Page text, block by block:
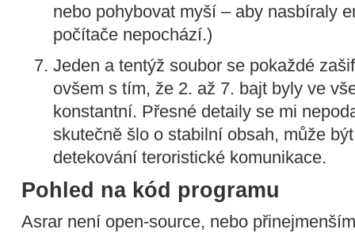
nebo pohybovat myší – aby nasbíraly
počítače nepochází.)
Jeden a tentýž soubor se pokaždé
ovšem s tím, že 2. až 7. bajt byly ve
konstantní. Přesné detaily se mi
skutečně šlo o stabilní obsah, může
detekování teroristické komunikace.
Pohled na kód programu
Asrar není open-source, nebo